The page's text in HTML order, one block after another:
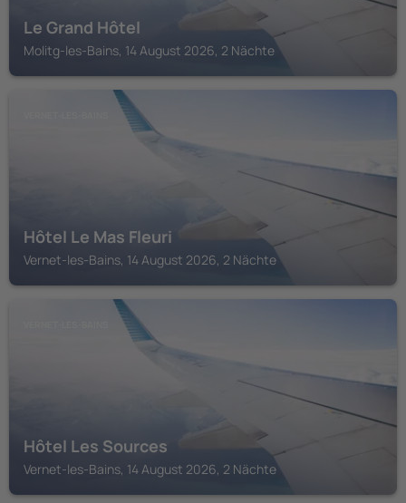
Le Grand Hôtel
Molitg-les-Bains, 14 August 2026, 2 Nächte
Hôtel Le Mas Fleuri
Vernet-les-Bains, 14 August 2026, 2 Nächte
Hôtel Les Sources
Vernet-les-Bains, 14 August 2026, 2 Nächte